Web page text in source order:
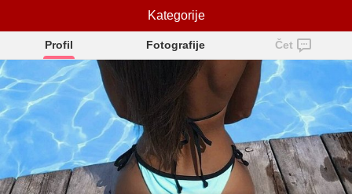
Kalinah457
Profil Fotografije Čet
Kategorije